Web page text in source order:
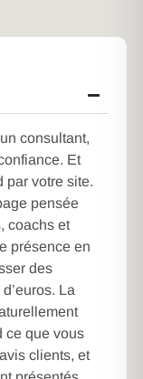
consultant,
Et
par votre site.
pensée
coachs et
présence en
des
La
ce que vous
clients, et